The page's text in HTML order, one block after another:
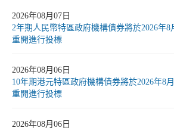
2026年08月07日
2年期人民幣特區政府機構債券將於2026年8
重開進行投標
2026年08月06日
10年期港元特區政府機構債券將於2026年8
重開進行投標
2026年08月06日